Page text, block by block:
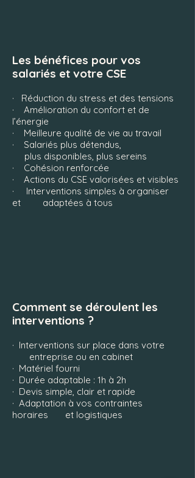
Les bénéfices pour vos
salariés et votre CSE
· Réduction du stress et des tensions
· Amélioration du confort et de
l’énergie
· Meilleure qualité de vie au travail
· Salariés plus détendus,
plus disponibles, plus sereins
· Cohésion renforcée
· Actions du CSE valorisées et visibles
· Interventions simples à organiser
et adaptées à tous
Comment se déroulent les
interventions ?
· Interventions sur place dans votre
entreprise ou en cabinet
· Matériel fourni
· Durée adaptable : 1h à 2h
· Devis simple, clair et rapide
· Adaptation à vos contraintes
horaires et logistiques